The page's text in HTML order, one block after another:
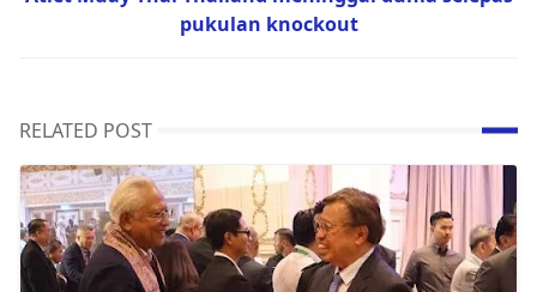
pukulan knockout
RELATED POST